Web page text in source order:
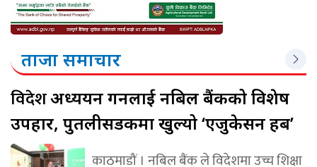
ताजा समाचार
विदेशअध्ययन गर्नेलाई नबिल बैंकको विशेष
उपहार, पुतलीसडकमा खुल्यो ‘एजुकेसन हब’
काठमाडौं । नबिल बैंक ले विदेशमा उच्च शिक्षा